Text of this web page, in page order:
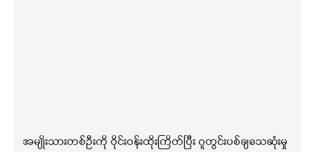
အမျိုးသားတစ်ဦးကို ဝိုင်းဝန်းထိုးကြိတ်ပြီး ဂူတွင်းပစ်ချသေဆုံးမှု